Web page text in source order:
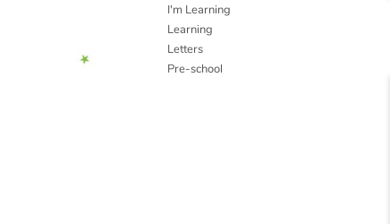
I'm Learning
Learning
Letters
Pre-school